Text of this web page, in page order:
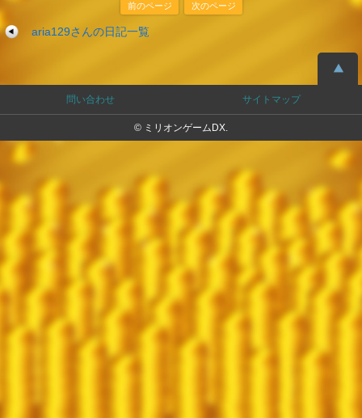
前のページ 次のページ
aria129さんの日記一覧
問い合わせ サイトマップ
© ミリオンゲームDX.